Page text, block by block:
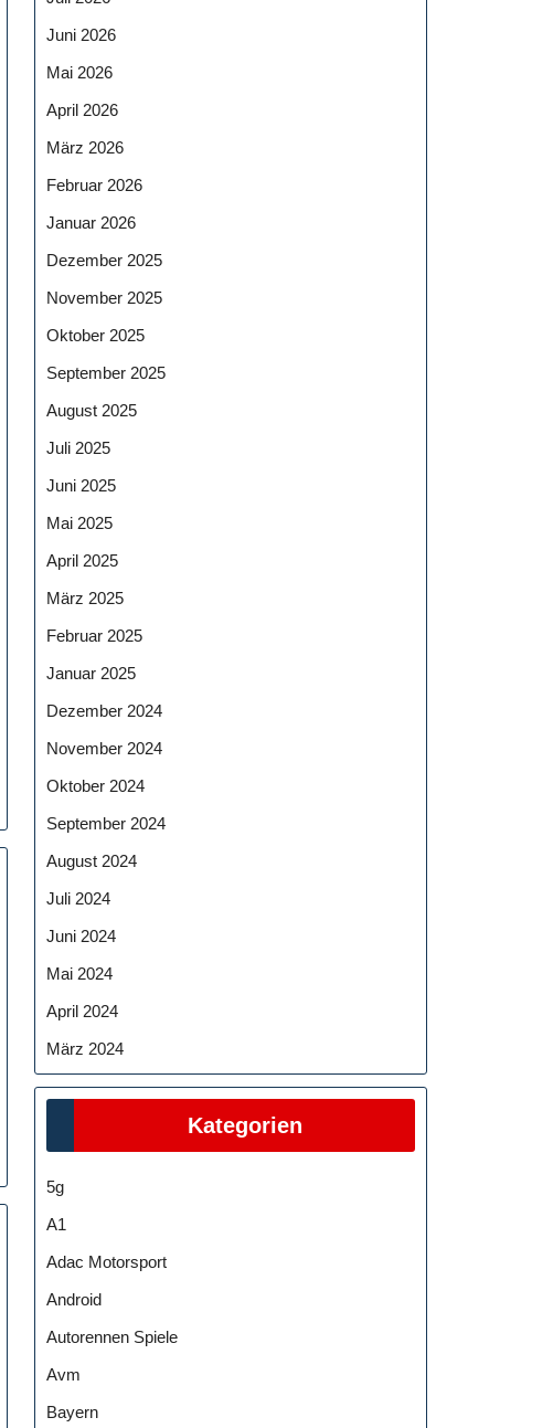
Juni 2026
Mai 2026
April 2026
März 2026
Februar 2026
Januar 2026
Dezember 2025
November 2025
Oktober 2025
September 2025
August 2025
Juli 2025
Juni 2025
Mai 2025
April 2025
März 2025
Februar 2025
Januar 2025
Dezember 2024
November 2024
Oktober 2024
September 2024
August 2024
Juli 2024
Juni 2024
Mai 2024
April 2024
März 2024
Kategorien
5g
A1
Adac Motorsport
Android
Autorennen Spiele
Avm
Bayern